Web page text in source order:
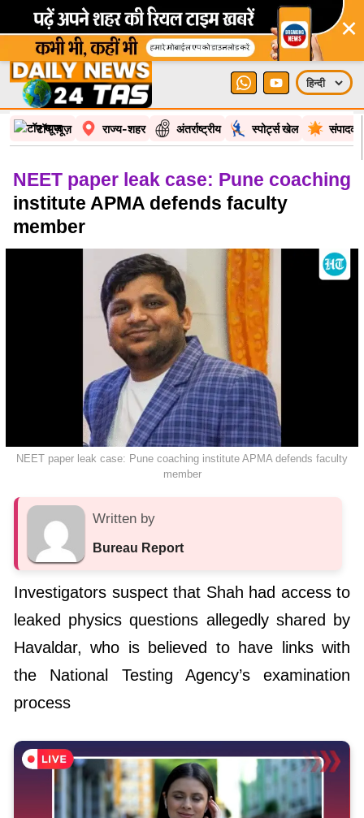
×
टॉप न्यूज़ राज्य-शहर अंतर्राष्ट्रीय स्पोर्ट्स खेल
NEET paper leak case: Pune coaching
institute APMA defends faculty
member
NEET paper leak case: Pune coaching institute APMA defends faculty
member
Written by
Bureau Report
Investigators suspect that Shah had access to
leaked physics questions allegedly shared by
Havaldar, who is believed to have links with
the National Testing Agency’s examination
process